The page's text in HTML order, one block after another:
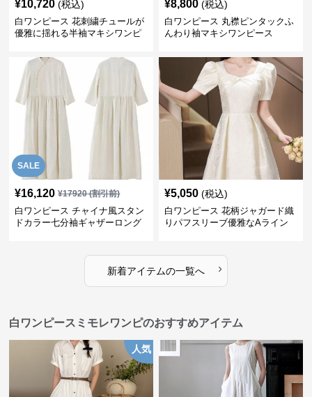
¥10,720 (税込)
白ワンピース 花刺繍チュールが
優雅に揺れる半袖マキシワンピ
¥8,800 (税込)
白ワンピース 丸襟ピンタックふ
んわり袖マキシワンピース
SALE
¥16,120 ¥17920(割引前)
白ワンピース チャイナ風スタン
ドカラー七分袖ギャザーロング
¥5,050 (税込)
白ワンピース 花柄ジャガード織
りパフスリーブ優雅なAライン
新着アイテムの一覧へ ›
白ワンピースミモレワンピのおすすめアイテム
人気